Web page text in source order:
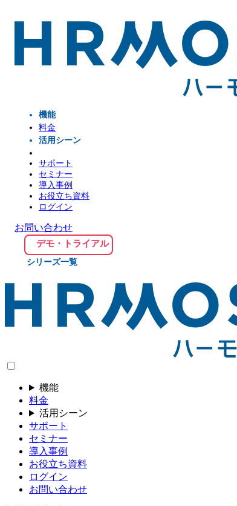
機能
料金
活用シーン
サポート
セミナー
導入事例
お役立ち資料
ログイン
お問い合わせ
デモ・トライアル
シリーズ一覧
機能
料金
活用シーン
サポート
セミナー
導入事例
お役立ち資料
ログイン
お問い合わせ